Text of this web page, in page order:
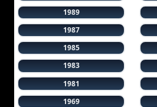
1989
1987
1985
1983
1981
1969